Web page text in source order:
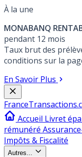
À la une
MONABANQ
pendant 12 mois
Taux brut des
conditions sur la
En Savoir Plus
France
Accueil Livret
rémunéré
Impôts & Fiscalité
Autres...